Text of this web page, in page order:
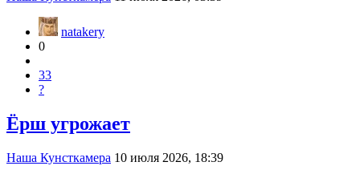
natakery
0
33
?
Ёрш угрожает
Наша Кунсткамера 10 июля 2026, 18:39